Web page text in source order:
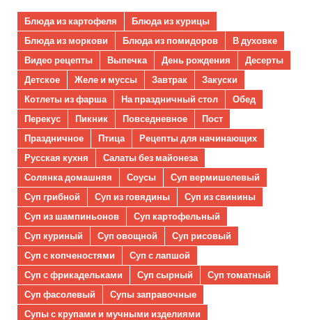
Блюда из картофеля
Блюда из курицы
Блюда из моркови
Блюда из помидоров
В духовке
Видео рецепты
Выпечка День рождения
Десерты
Детское
Желе и муссы Завтрак
Закуски
Котлеты из фарша
На праздничный стол
Обед
Перекус
Пикник Повседневное
Пост
Праздничное
Птица
Рецепты для начинающих
Русская кухня
Салаты без майонеза
Солянка домашняя
Соусы
Суп вермишелевый
Суп грибной
Суп из говядины
Суп из свинины
Суп из шампиньонов
Суп картофельный
Суп куриный
Суп овощной
Суп рисовый
Суп с копченостями
Суп с лапшой
Суп с фрикадельками
Суп сырный
Суп томатный
Суп фасолевый
Супы заправочные
Супы с крупами и мучными изделиями